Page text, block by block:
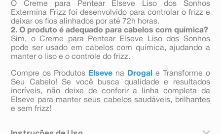
O Creme para Pentear Elseve Liso dos Sonhos
Extermina Frizz foi desenvolvido para controlar o frizz e
deixar os fios alinhados por até 72h horas.
2. O produto é adequado para cabelos com química?
Sim, o Creme para Pentear Elseve Liso dos Sonhos
pode ser usado em cabelos com química, ajudando a
manter o liso e o controle do frizz.
Compre os Produtos Elseve na Drogal
e Transforme o
Seu Cabelo! Se você busca qualidade e resultados
incríveis, não deixe de conferir a linha completa da
Elseve para manter seus cabelos saudáveis, brilhantes
e sem frizz!